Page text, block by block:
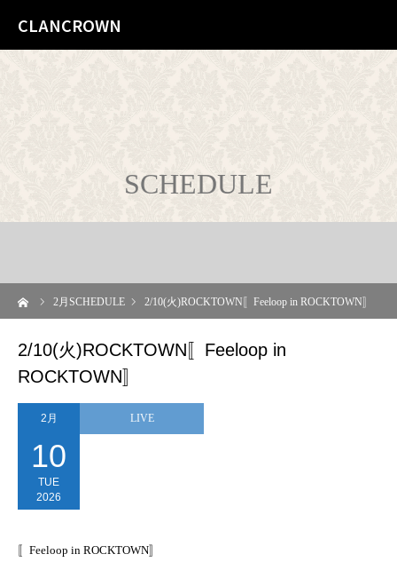
CLANCROWN
SCHEDULE
2月SCHEDULE 2/10(火)ROCKTOWN〚Feeloop in ROCKTOWN〛
2/10(火)ROCKTOWN〚Feeloop in
ROCKTOWN〛
2月
10
TUE
2026
LIVE
〚Feeloop in ROCKTOWN〛